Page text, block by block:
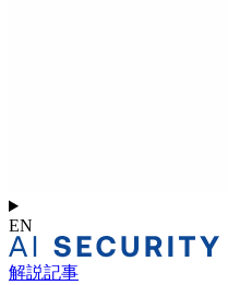
EN
解説記事